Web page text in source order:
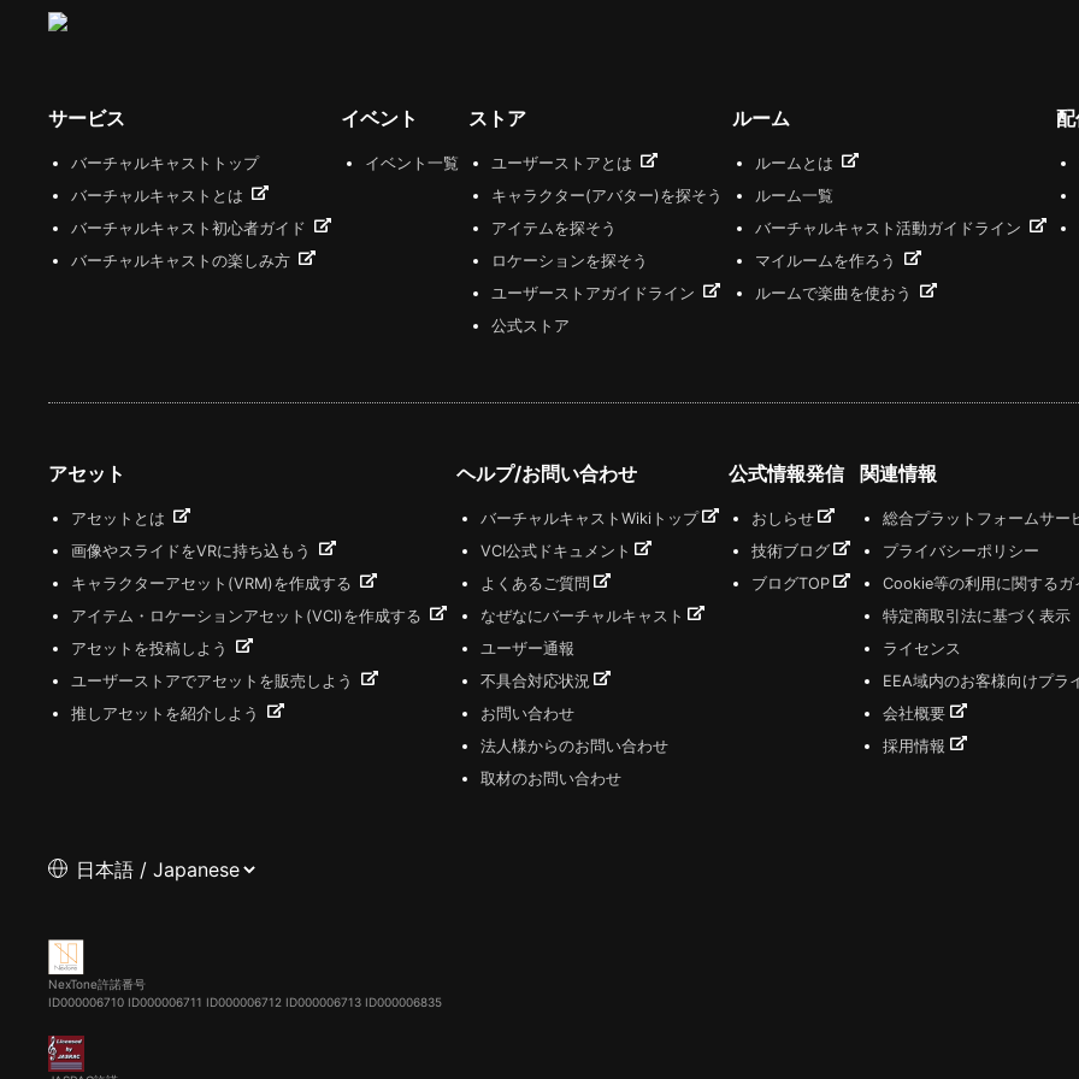
サービス
バーチャルキャストトップ
バーチャルキャストとは
バーチャルキャスト初心者ガイド
バーチャルキャストの楽しみ方
イベント
イベント一覧
ストア
ユーザーストアとは
キャラクター(アバター)を探そう
アイテムを探そう
ロケーションを探そう
ユーザーストアガイドライン
公式ストア
ルーム
ルームとは
ルーム一覧
バーチャルキャスト活動ガイドライン
マイルームを作ろう
ルームで楽曲を使おう
アセット
アセットとは
画像やスライドをVRに持ち込もう
キャラクターアセット(VRM)を作成する
アイテム・ロケーションアセット(VCI)を作成する
アセットを投稿しよう
ユーザーストアでアセットを販売しよう
推しアセットを紹介しよう
ヘルプ/お問い合わせ
バーチャルキャストWikiトップ
VCI公式ドキュメント
よくあるご質問
なぜなにバーチャルキャスト
ユーザー通報
不具合対応状況
お問い合わせ
法人様からのお問い合わせ
取材のお問い合わせ
公式情報発信
おしらせ
技術ブログ
ブログTOP
関連情報
総合プラットフォームサー
プライバシーポリシー
Cookie等の利用に関するガ
特定商取引法に基づく表示
ライセンス
EEA域内のお客様向けプラ
会社概要
採用情報
NexTone許諾番号
ID000006710 ID000006711 ID000006712 ID000006713 ID000006835